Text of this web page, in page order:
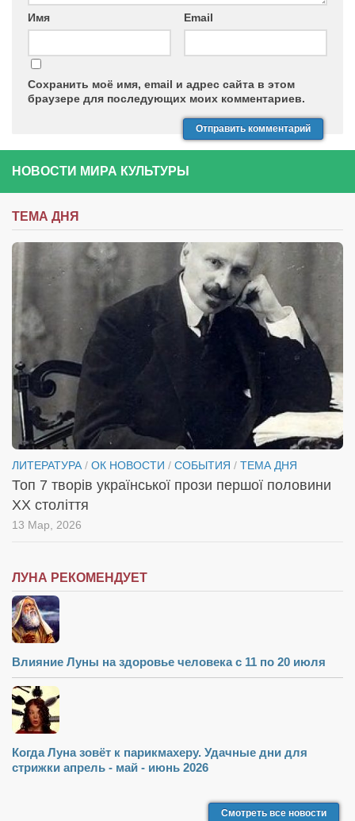
Имя Email
Сохранить моё имя, email и адрес сайта в этом
браузере для последующих моих комментариев.
НОВОСТИ МИРА КУЛЬТУРЫ
ТЕМА ДНЯ
ЛИТЕРАТУРА / ОК НОВОСТИ / СОБЫТИЯ / ТЕМА ДНЯ
Топ 7 творів української прози першої половини
XX століття
13 Мар, 2026
ЛУНА РЕКОМЕНДУЕТ
Влияние Луны на здоровье человека с 11 по 20 июля
Когда Луна зовёт к парикмахеру. Удачные дни для
стрижки апрель - май - июнь 2026
Смотреть все новости